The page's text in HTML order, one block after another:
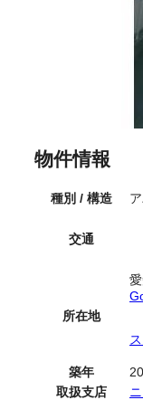
物件情報
種別 / 構造
交通
所在地
築年
取扱支店